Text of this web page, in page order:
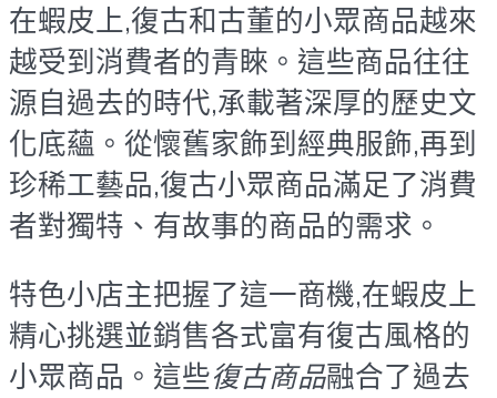
在蝦皮上,復古和古董的小眾商品越來
越受到消費者的青睞。這些商品往往
源自過去的時代,承載著深厚的歷史文
化底蘊。從懷舊家飾到經典服飾,再到
珍稀工藝品,復古小眾商品滿足了消費
者對獨特、有故事的商品的需求。
特色小店主把握了這一商機,在蝦皮上
精心挑選並銷售各式富有復古風格的
小眾商品。這些復古商品融合了過去